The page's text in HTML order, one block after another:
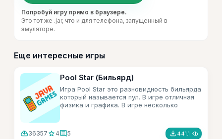
Попробуй игру прямо в браузере.
Это тот же .jar, что и для телефона, запущенный в
эмуляторе.
Еще интересные игры
Pool Star (Бильярд)
Игра Pool Star это разновидность бильярда
который называется пул. В игре отличная
физика и графика. В игре несколько
cloud_download36357 star 4comment5 file_download 441.1 Kb